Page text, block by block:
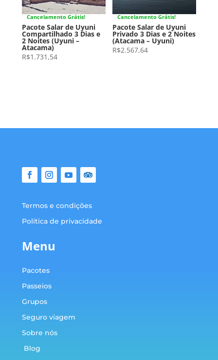
Cancelamento Grátis!
Pacote Salar de Uyuni
Compartilhado 3 Dias e
2 Noites (Uyuni –
Atacama)
R$1.731,54
Cancelamento Grátis!
Pacote Salar de Uyuni
Privado 3 Dias e 2 Noites
(Atacama – Uyuni)
R$2.567,64
Termos e condições
Política de privacidade
Menu
Pacotes
Passeios
Grupos
Seguro viagem
Sobre nós
Blog